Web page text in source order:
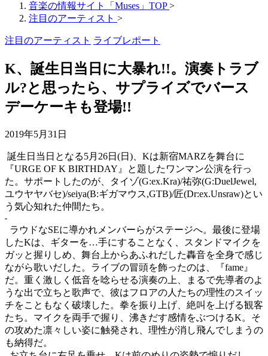
音楽の情報サイト「Muses」TOP >
注目のアーティスト >
注目のアーティスト ライブレポート
K、誕生日当日に大暴れ!!。演奏トラブ
ル?と思ったら、サプライズでバース
デーケーキも登場!!
2019年5月31日
誕生日当日となる5月 26日 (日 ) Kは新宿MARZを舞台に
『URGE OF K BIRTHDAY 』と題したワンマン公演を行っ
た。サポートしたのが、タイゾ(G:ex.Kra)/祐弥(G:DuelJewel,
ユウヤヤバセ)/seiya(B:ギガマウス,GTB)/匠(Dr:ex.Unsraw)とい
う気心知れた仲間たち。
ラウドなSEに導かれメンバーらがステージへ。最後に登場
したKは、ギターを…手にすることなく、スタンドマイクを
ガッと握りしめ、舞台上からあふれだした轟音を全身で感じ
ながら歌いだした。ライブの冒頭を飾ったのは、『fame 』
だ。重く激しく低音を唸らせる演奏の上、まるで先導者のよ
うな出で立ちと歌声で、彼はフロアの人たちの理性のスイッ
チをこともなく破壊した。拳を振り上げ、絶叫を上げる観客
たち。マイクを両手で握り、沸きだす感情をぶつけるK。そ
の攻めた凛々しい姿に触発され、理性が消し飛んでしまうの
も納得だ。